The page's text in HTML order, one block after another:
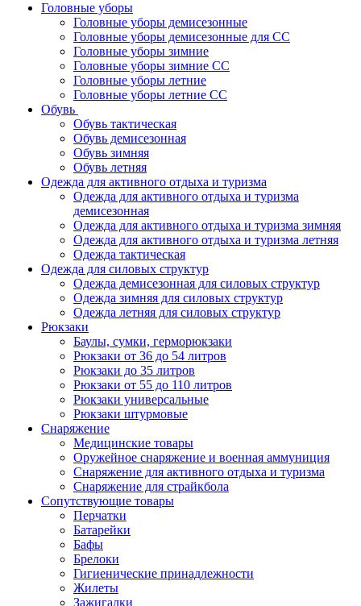
Головные уборы
Головные уборы демисезонные
Головные уборы демисезонные для СС
Головные уборы зимние
Головные уборы зимние СС
Головные уборы летние
Головные уборы летние СС
Обувь
Обувь тактическая
Обувь демисезонная
Обувь зимняя
Обувь летняя
Одежда для активного отдыха и туризма
Одежда для активного отдыха и туризма
демисезонная
Одежда для активного отдыха и туризма зимняя
Одежда для активного отдыха и туризма летняя
Одежда тактическая
Одежда для силовых структур
Одежда демисезонная для силовых структур
Одежда зимняя для силовых структур
Одежда летняя для силовых структур
Рюкзаки
Баулы, сумки, герморюкзаки
Рюкзаки от 36 до 54 литров
Рюкзаки до 35 литров
Рюкзаки от 55 до 110 литров
Рюкзаки универсальные
Рюкзаки штурмовые
Снаряжение
Медицинские товары
Оружейное снаряжение и военная аммуниция
Снаряжение для активного отдыха и туризма
Снаряжение для страйкбола
Сопутствующие товары
Перчатки
Батарейки
Бафы
Брелоки
Гигиенические принадлежности
Жилеты
Зажигалки